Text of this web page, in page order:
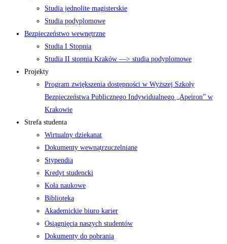
Studia jednolite magisterskie
Studia podyplomowe
Bezpieczeństwo wewnętrzne
Studia I Stopnia
Studia II stopnia Kraków —> studia podyplomowe
Projekty
Program zwiększenia dostępności w Wyższej Szkoły
Bezpieczeństwa Publicznego Indywidualnego „Apeiron” w
Krakowie
Strefa studenta
Wirtualny dziekanat
Dokumenty wewnątrzuczelniane
Stypendia
Kredyt studencki
Koła naukowe
Biblioteka
Akademickie biuro karier
Osiągnięcia naszych studentów
Dokumenty do pobrania